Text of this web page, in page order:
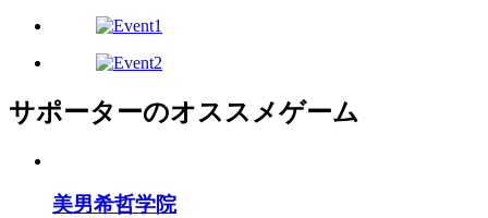
サポーターのオススメゲーム
美男希哲学院